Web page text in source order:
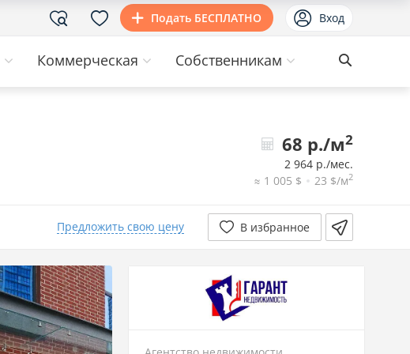
Подать БЕСПЛАТНО Вход
Коммерческая Собственникам
68 р./м2
2 964 р./мес.
≈ 1 005 $
23 $/м2
Предложить свою цену В избранное